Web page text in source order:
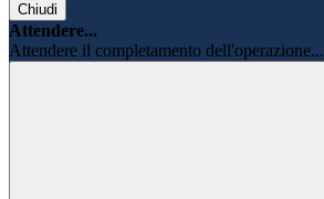
Chiudi
Attendere...
Attendere il completamento dell'operazione...